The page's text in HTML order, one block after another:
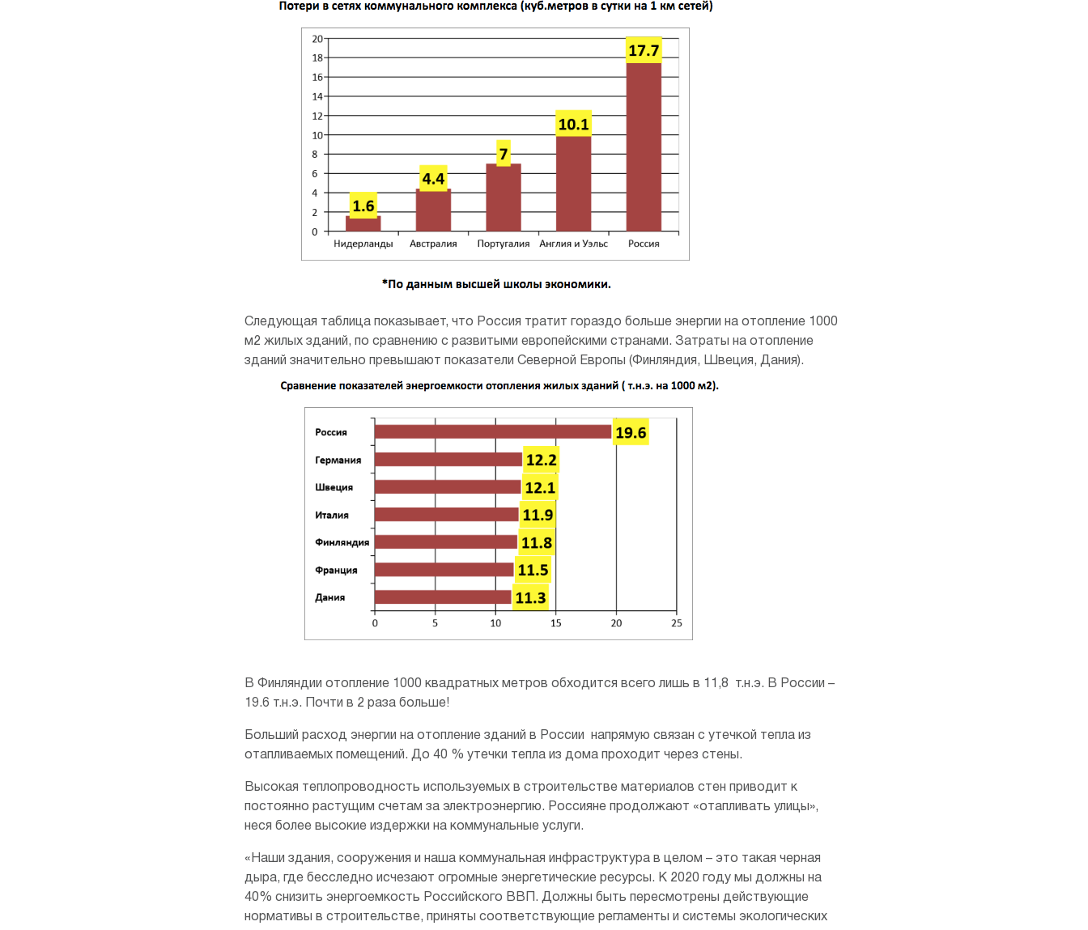
Следующая таблица показывает, что Россия тратит гораздо больше энергии на отопление 1000
м2 жилых зданий, по сравнению с развитыми европейскими странами. Затраты на отопление
зданий значительно превышают показатели Северной Европы (Финляндия, Швеция, Дания).
В Финляндии отопление 1000 квадратных метров обходится всего лишь в 11,8 т.н.э. В России –
19.6 т.н.э. Почти в 2 раза больше!
Больший расход энергии на отопление зданий в России напрямую связан с утечкой тепла из
отапливаемых помещений. До 40 % утечки тепла из дома проходит через стены.
Высокая теплопроводность используемых в строительстве материалов стен приводит к
постоянно растущим счетам за электроэнергию. Россияне продолжают «отапливать улицы»,
неся более высокие издержки на коммунальные услуги.
«Наши здания, сооружения и наша коммунальная инфраструктура в целом – это такая черная
дыра, где бесследно исчезают огромные энергетические ресурсы. К 2020 году мы должны на
40% снизить энергоемкость Российского ВВП. Должны быть пересмотрены действующие
нормативы в строительстве, приняты соответствующие регламенты и системы экологических